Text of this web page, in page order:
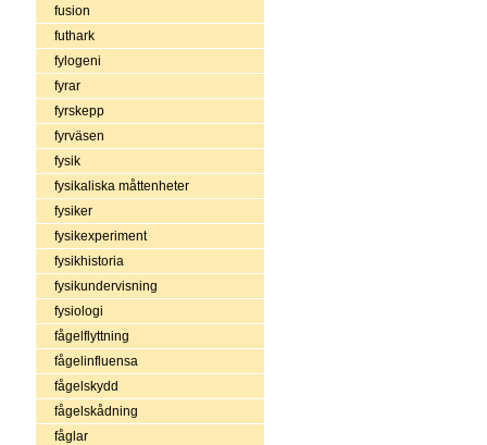
fusion
futhark
fylogeni
fyrar
fyrskepp
fyrväsen
fysik
fysikaliska måttenheter
fysiker
fysikexperiment
fysikhistoria
fysikundervisning
fysiologi
fågelflyttning
fågelinfluensa
fågelskydd
fågelskådning
fåglar